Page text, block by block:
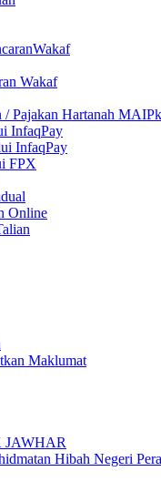
Wakaf
/ Pajakan Hartanah MAIPk
InfaqPay
InfaqPay
FPX
Online
Maklumat
JAWHAR
Hibah Negeri